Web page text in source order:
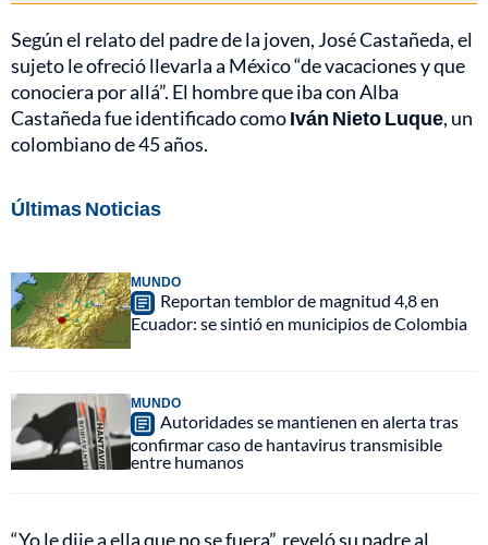
Según el relato del padre de la joven, José Castañeda, el
sujeto le ofreció llevarla a México “de vacaciones y que
conociera por allá”. El hombre que iba con Alba
Castañeda fue identificado comoIván Nieto Luque, un
colombiano de 45 años.
Últimas Noticias
MUNDO
Reportan temblor de magnitud 4,8 en
Ecuador: se sintió en municipios de Colombia
MUNDO
Autoridades se mantienen en alerta tras
confirmar caso de hantavirus transmisible
entre humanos
“Yo le dije a ella que no se fuera”, reveló su padre al